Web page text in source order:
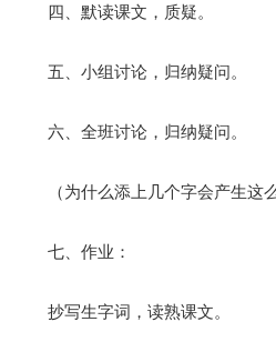
四、默读课文，质疑。
五、小组讨论，归纳疑问。
六、全班讨论，归纳疑问。
（为什么添上几个字会产生这
七、作业：
抄写生字词，读熟课文。